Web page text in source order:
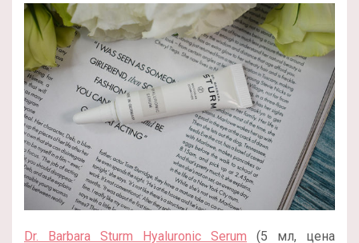
Dr. Barbara Sturm Hyaluronic Serum (5 мл, цена